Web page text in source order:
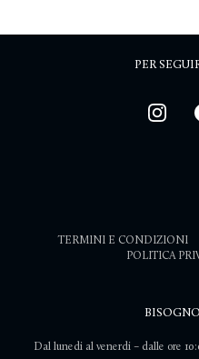
PER
TERMINI E CONDIZIONI
POLITICA
Dal lunedi al venerdi – dalle ore